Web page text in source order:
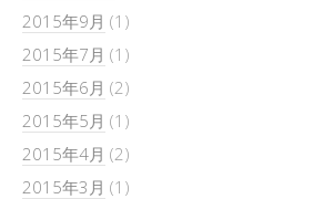
2015年9月 (1)
2015年7月 (1)
2015年6月 (2)
2015年5月 (1)
2015年4月 (2)
2015年3月 (1)